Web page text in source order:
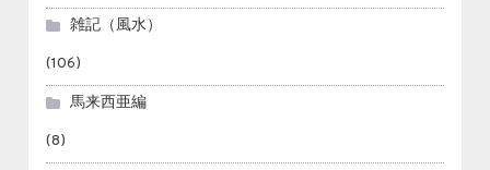
雑記（風水）
(106)
馬来西亜編
(8)